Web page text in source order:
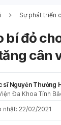
Sự phát triển
bí đỏ
cân
sĩ Nguyễn Thường
Đa Khoa Tỉnh
nhật: 22/02/2021